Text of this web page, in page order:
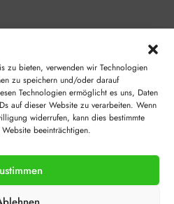
zu bieten, verwenden wir Technologien
zu speichern und/oder darauf
Technologien ermöglicht es uns, Daten
auf dieser Website zu verarbeiten. Wenn
widerrufen, kann dies bestimmte
beeinträchtigen.
© juwelyx.com
by„Moisha“und„David“